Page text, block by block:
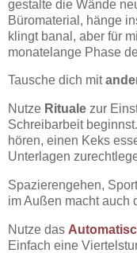
gestalte die Wände
Büromaterial, hänge
klingt banal, aber für
monatelange Phase
Tausche dich mit
Nutze Rituale zur
Schreibarbeit
hören, einen Keks
Unterlagen
Spazierengehen,
im Außen macht auch
Nutze das
Einfach eine